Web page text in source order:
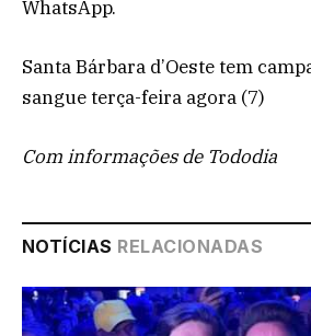
WhatsApp.
Santa Bárbara d’Oeste tem
sangue terça-feira agora (7)
Com informações de Tododia
NOTÍCIAS RELACIONADAS